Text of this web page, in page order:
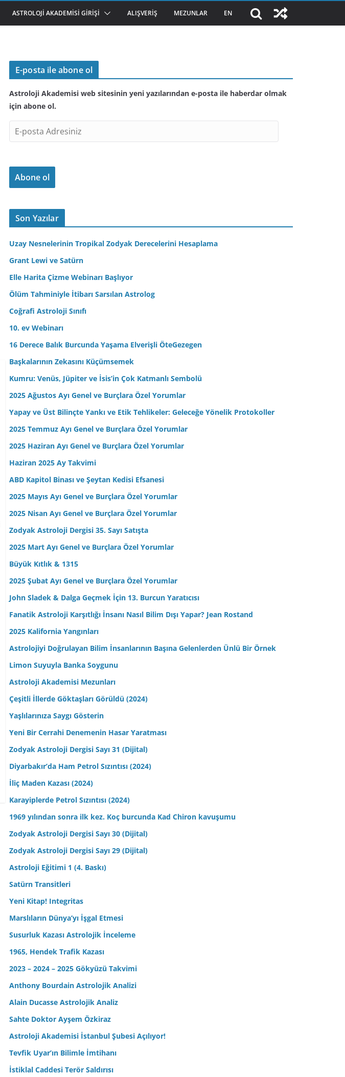
ASTROLOJI AKADEMISI GIRIŞI ALIŞVERIŞ MEZUNLAR EN
E-posta ile abone ol
Astroloji Akademisi web sitesinin yeni yazılarından e-posta ile haberdar olmak
için abone ol.
-
o
t
d
r
i
n
Abone ol
Son Yazılar
Uzay Nesnelerinin Tropikal Zodyak Derecelerini Hesaplama
Grant Lewi ve Satürn
Elle Harita Çizme Webinarı Başlıyor
Ölüm Tahminiyle İtibarı Sarsılan Astrolog
Coğrafi Astroloji Sınıfı
10. ev Webinarı
16 Derece Balık Burcunda Yaşama Elverişli ÖteGezegen
Başkalarının Zekasını Küçümsemek
Kumru: Venüs, Jüpiter ve İsis’in Çok Katmanlı Sembolü
2025 Ağustos Ayı Genel ve Burçlara Özel Yorumlar
Yapay ve Üst Bilinçte Yankı ve Etik Tehlikeler: Geleceğe Yönelik Protokoller
2025 Temmuz Ayı Genel ve Burçlara Özel Yorumlar
2025 Haziran Ayı Genel ve Burçlara Özel Yorumlar
Haziran 2025 Ay Takvimi
ABD Kapitol Binası ve Şeytan Kedisi Efsanesi
2025 Mayıs Ayı Genel ve Burçlara Özel Yorumlar
2025 Nisan Ayı Genel ve Burçlara Özel Yorumlar
Zodyak Astroloji Dergisi 35. Sayı Satışta
2025 Mart Ayı Genel ve Burçlara Özel Yorumlar
Büyük Kıtlık & 1315
2025 Şubat Ayı Genel ve Burçlara Özel Yorumlar
John Sladek & Dalga Geçmek İçin 13. Burcun Yaratıcısı
Fanatik Astroloji Karşıtlığı İnsanı Nasıl Bilim Dışı Yapar? Jean Rostand
2025 Kalifornia Yangınları
Astrolojiyi Doğrulayan Bilim İnsanlarının Başına Gelenlerden Ünlü Bir Örnek
Limon Suyuyla Banka Soygunu
Astroloji Akademisi Mezunları
Çeşitli İllerde Göktaşları Görüldü (2024)
Yaşlılarınıza Saygı Gösterin
Yeni Bir Cerrahi Denemenin Hasar Yaratması
Zodyak Astroloji Dergisi Sayı 31 (Dijital)
Diyarbakır’da Ham Petrol Sızıntısı (2024)
İliç Maden Kazası (2024)
Karayiplerde Petrol Sızıntısı (2024)
1969 yılından sonra ilk kez. Koç burcunda Kad Chiron kavuşumu
Zodyak Astroloji Dergisi Sayı 30 (Dijital)
Zodyak Astroloji Dergisi Sayı 29 (Dijital)
Astroloji Eğitimi 1 (4. Baskı)
Satürn Transitleri
Yeni Kitap! Integritas
Marslıların Dünya’yı İşgal Etmesi
Susurluk Kazası Astrolojik İnceleme
1965, Hendek Trafik Kazası
2023 – 2024 – 2025 Gökyüzü Takvimi
Anthony Bourdain Astrolojik Analizi
Alain Ducasse Astrolojik Analiz
Sahte Doktor Ayşem Özkiraz
Astroloji Akademisi İstanbul Şubesi Açılıyor!
Tevfik Uyar’ın Bilimle İmtihanı
İstiklal Caddesi Terör Saldırısı